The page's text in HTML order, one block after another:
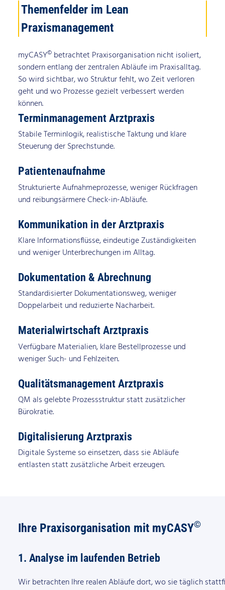
Themenfelder im Lean
Praxismanagement​
myCASY©betrachtet Praxisorganisation nicht isoliert,
sondern entlang der zentralen Abläufe im Praxisalltag.
So wird sichtbar, wo Struktur fehlt, wo Zeit verloren
geht und wo Prozesse gezielt verbessert werden
können.
Terminmanagement Arztpraxis
Stabile Terminlogik, realistische Taktung und klare
Steuerung der Sprechstunde.
Patientenaufnahme
Strukturierte Aufnahmeprozesse, weniger Rückfragen
und reibungsärmere Check-in-Abläufe.
Kommunikation in der Arztpraxis
Klare Informationsflüsse, eindeutige Zuständigkeiten
und weniger Unterbrechungen im Alltag.
Dokumentation & Abrechnung
Standardisierter Dokumentationsweg, weniger
Doppelarbeit und reduzierte Nacharbeit.
Materialwirtschaft Arztpraxis
Verfügbare Materialien, klare Bestellprozesse und
weniger Such- und Fehlzeiten.
Qualitätsmanagement Arztpraxis
QM als gelebte Prozessstruktur statt zusätzlicher
Bürokratie.
Digitalisierung Arztpraxis
Digitale Systeme so einsetzen, dass sie Abläufe
entlasten statt zusätzliche Arbeit erzeugen.​
Ihre Praxisorganisation mit myCASY©
1. Analyse im laufenden Betrieb​
Wir betrachten Ihre realen Abläufe dort, wo sie täglich